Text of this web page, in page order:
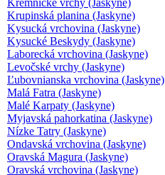
Krupinská planina (Jaskyne)
Kysucká vrchovina (Jaskyne)
Kysucké Beskydy (Jaskyne)
Laborecká vrchovina (Jaskyne)
Levočské vrchy (Jaskyne)
Ľubovnianska vrchovina (Jaskyne)
Malá Fatra (Jaskyne)
Malé Karpaty (Jaskyne)
Myjavská pahorkatina (Jaskyne)
Nízke Tatry (Jaskyne)
Ondavská vrchovina (Jaskyne)
Oravská Magura (Jaskyne)
Oravská vrchovina (Jaskyne)